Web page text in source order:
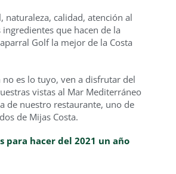
naturaleza, calidad, atención al
que hacen de la
Golf la mejor de la Costa
no es lo tuyo, ven a disfrutar del
vistas al Mar Mediterráneo
de nuestro restaurante, uno de
de Mijas Costa.
para hacer del 2021 un año